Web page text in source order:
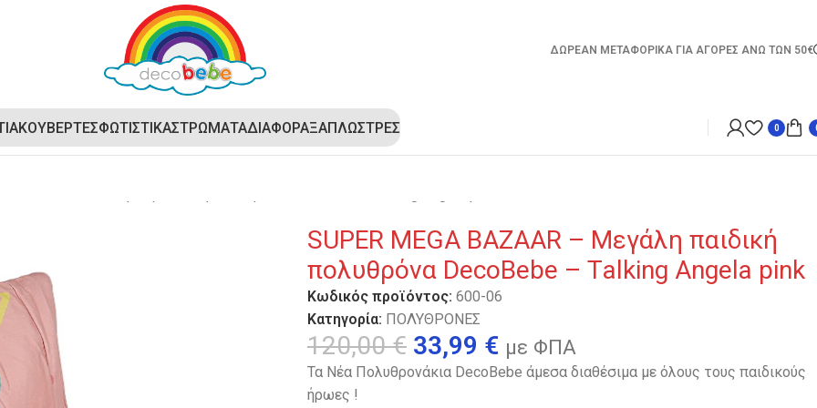
ΔΩΡΕΑΝ ΜΕΤΑΦΟΡΙΚΑ ΓΙΑ ΑΓΟΡΕΣ ΑΝΩ ΤΩΝ 50€
ΚΟΥΒΕΡΤΕΣΦΩΤΙΣΤΙΚΑΣΤΡΩΜΑΤΑΔΙΑΦΟΡΑΞΑΠΛΩΣΤΡΕΣ 0
SUPER MEGA BAZAAR – Μεγάλη παιδική
πολυθρόνα DecoBebe – Τalking Angela pink
Κωδικός προϊόντος: 600-06
Κατηγορία: ΠΟΛΥΘΡΟΝΕΣ
120,00€ 33,99 € με ΦΠΑ
Τα Νέα Πολυθρονάκια DecoBebe άμεσα διαθέσιμα με όλους τους παιδικούς
ήρωες !